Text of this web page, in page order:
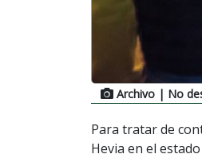
Archivo | No
Para tratar de
Hevia en el